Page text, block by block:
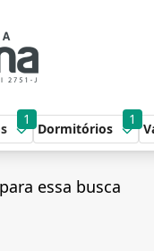
1 1
Dormitórios
essa busca